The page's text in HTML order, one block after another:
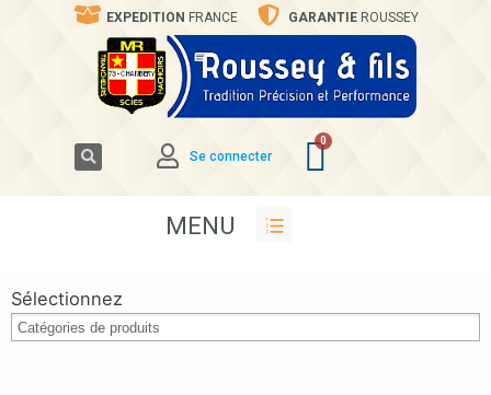
EXPEDITION FRANCE GARANTIE ROUSSEY
Se connecter
MENU
Sélectionnez